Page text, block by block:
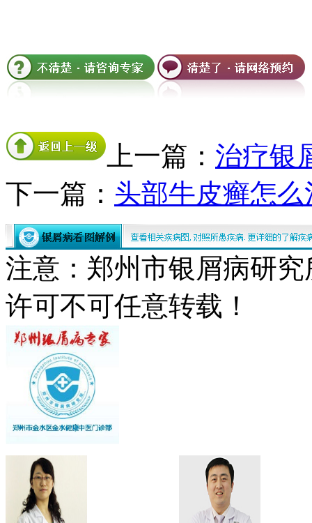
上一篇： 治疗银
下一篇： 头部牛皮癣怎么
注意：郑州市银屑病研
许可不可任意转载！